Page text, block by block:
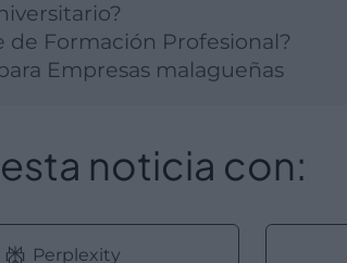
Formación Profesional?
Empresas malagueñas
esta noticia con:
Perplexity